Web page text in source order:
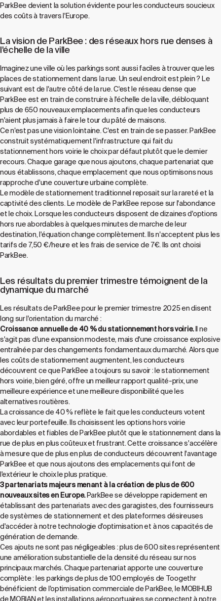
ParkBee devient la solution évidente pour les conducteurs soucieux
des coûts à travers l'Europe.
La vision de ParkBee : des réseaux hors rue denses à
l'échelle de la ville
Imaginez une ville où les parkings sont aussi faciles à trouver que les
places de stationnement dans la rue. Un seul endroit est plein ? Le
suivant est de l'autre côté de la rue. C'est le réseau dense que
ParkBee est en train de construire à l'échelle de la ville, débloquant
plus de 650 nouveaux emplacements afin que les conducteurs
n'aient plus jamais à faire le tour du pâté de maisons.
Ce n'est pas une vision lointaine. C'est en train de se passer. ParkBee
construit systématiquement l'infrastructure qui fait du
stationnement hors voirie le choix par défaut plutôt que le dernier
recours. Chaque garage que nous ajoutons, chaque partenariat que
nous établissons, chaque emplacement que nous optimisons nous
rapproche d'une couverture urbaine complète.
Le modèle de stationnement traditionnel reposait sur la rareté et la
captivité des clients. Le modèle de ParkBee repose sur l'abondance
et le choix. Lorsque les conducteurs disposent de dizaines d'options
hors rue abordables à quelques minutes de marche de leur
destination, l'équation change complètement. Ils n'acceptent plus les
tarifs de 7,50 €/heure et les frais de service de 7€. Ils ont choisi
ParkBee.
Les résultats du premier trimestre témoignent de la
dynamique du marché
Les résultats de ParkBee pour le premier trimestre 2025 en disent
long sur l'orientation du marché :
Croissance annuelle de 40 % du stationnement hors voirie.Il ne
s'agit pas d'une expansion modeste, mais d'une croissance explosive
entraînée par des changements fondamentaux du marché. Alors que
les coûts de stationnement augmentent, les conducteurs
découvrent ce que ParkBee a toujours su savoir : le stationnement
hors voirie, bien géré, offre un meilleur rapport qualité-prix, une
meilleure expérience et une meilleure disponibilité que les
alternatives routières.
La croissance de 40 % reflète le fait que les conducteurs votent
avec leur portefeuille. Ils choisissent les options hors voirie
abordables et fiables de ParkBee plutôt que le stationnement dans la
rue de plus en plus coûteux et frustrant. Cette croissance s'accélère
à mesure que de plus en plus de conducteurs découvrent l'avantage
ParkBee et que nous ajoutons des emplacements qui font de
l'extérieur le choix le plus pratique.
3 partenariats majeurs menant à la création de plus de 600
nouveaux sites en Europe.ParkBee se développe rapidement en
établissant des partenariats avec des garagistes, des fournisseurs
de systèmes de stationnement et des plateformes désireuses
d'accéder à notre technologie d'optimisation et à nos capacités de
génération de demande.
Ces ajouts ne sont pas négligeables : plus de 600 sites représentent
une amélioration substantielle de la densité du réseau sur nos
principaux marchés. Chaque partenariat apporte une couverture
complète : les parkings de plus de 100 employés de Toogethr
bénéficient de l'optimisation commerciale de ParkBee, le MOBIHUB
de MOBIAN et les installations aéroportuaires se connectent à notre